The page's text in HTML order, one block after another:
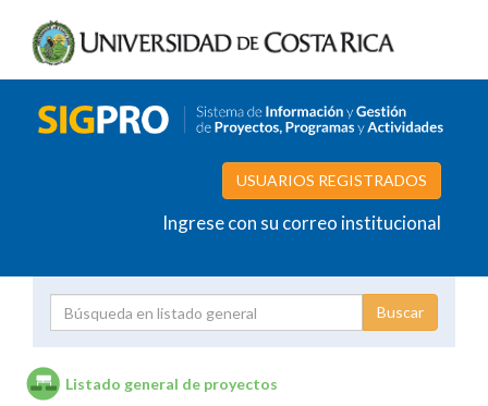
USUARIOS REGISTRADOS
Ingrese con su correo institucional
Listado general de proyectos